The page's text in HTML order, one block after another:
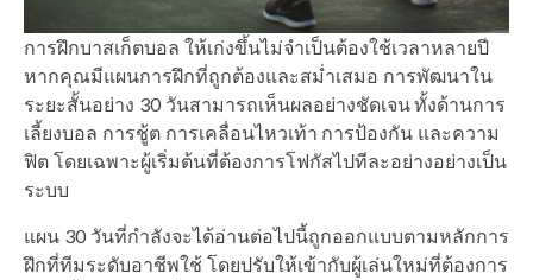
การฝึกบาสเก็ตบอล ให้เก่งขึ้นไม่จำเป็นต้องใช้เวลาหลายปี
หากคุณมีแผนการฝึกที่ถูกต้องและสม่ำเสมอ การพัฒนาใน
ระยะสั้นอย่าง 30 วันสามารถเห็นผลอย่างชัดเจน ทั้งด้านการ
เลี้ยงบอล การชู้ต การเคลื่อนไหวเท้า การป้องกัน และความ
ฟิต โดยเฉพาะผู้เริ่มต้นที่ต้องการโฟกัสไปทีละอย่างอย่างเป็น
ระบบ
แผน 30 วันที่กำลังจะได้อ่านต่อไปนี้ถูกออกแบบตามหลักการ
ฝึกที่ทีมระดับอาชีพใช้ โดยปรับให้เข้ากับผู้เล่นใหม่ที่ต้องการ